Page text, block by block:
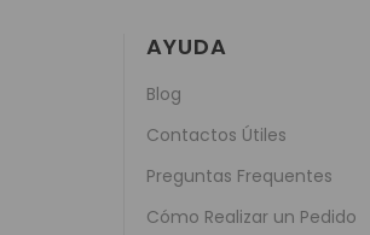
AYUDA
Blog
Contactos Útiles
Preguntas Frequentes
Cómo Realizar un Pedido